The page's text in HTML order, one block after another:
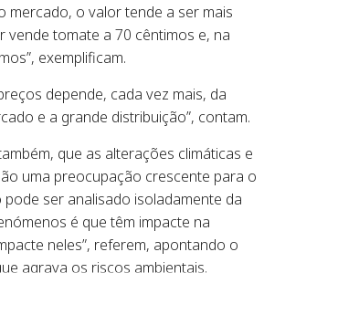
mercado, o valor tende a ser mais
vende tomate a 70 cêntimos e, na
exemplificam.
depende, cada vez mais, da
e a grande distribuição”, contam.
que as alterações climáticas e
uma preocupação crescente para o
ser analisado isoladamente da
é que têm impacte na
neles”, referem, apontando o
agrava os riscos ambientais.
agrícola e do pastoreio levou ao